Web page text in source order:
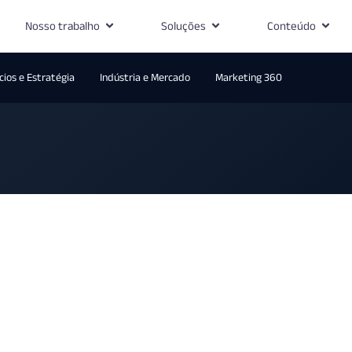
Nosso trabalho Soluções Conteúdo
e Estratégia Indústria e Mercado Marketing 360